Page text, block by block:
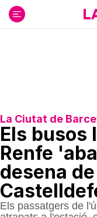
contenido
La Ciutat de
Els busos
Renfe
desena
Els passatgers de